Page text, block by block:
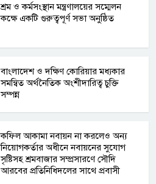
শ্রম ও কর্মসংস্থান মন্ত্রণালয়ের সম্মেলন
কক্ষে একটি গুরুত্বপূর্ণ সভা অনুষ্ঠিত
বাংলাদেশ ও দক্ষিণ কোরিয়ার মধ্যকার
সমন্বিত অর্থনৈতিক অংশীদারিত্ব চুক্তি
সম্পন্ন
কফিল আকামা নবায়ন না করলেও অন্য
নিয়োগকর্তার অধীনে নবায়নের সুযোগ
সৃষ্টিসহ শ্রমবাজার সম্প্রসারণে সৌদি
আরবের প্রতিনিধিদলের সাথে প্রবাসী